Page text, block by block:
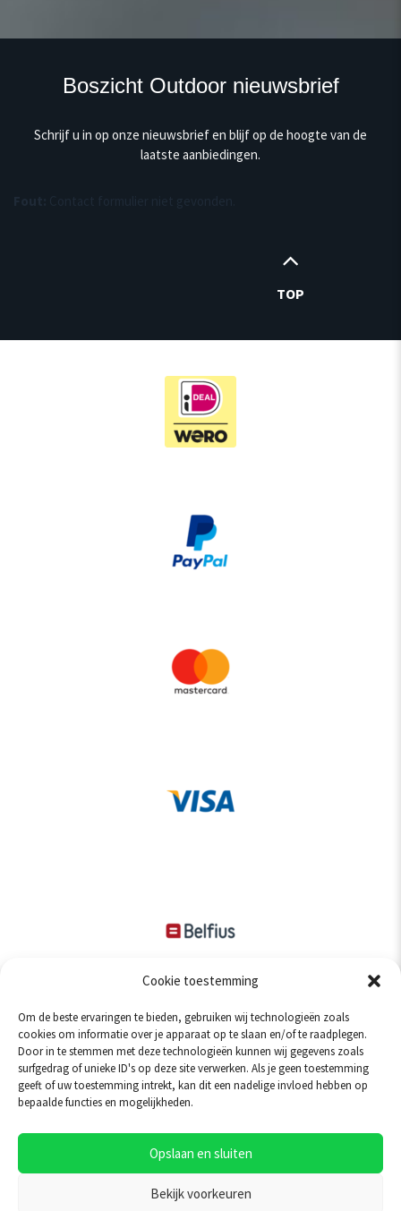
Cookie toestemming
Om de beste ervaringen te bieden, gebruiken wij technologieën zoals
cookies om informatie over je apparaat op te slaan en/of te raadplegen.
Door in te stemmen met deze technologieën kunnen wij gegevens zoals
surfgedrag of unieke ID's op deze site verwerken. Als je geen toestemming
geeft of uw toestemming intrekt, kan dit een nadelige invloed hebben op
bepaalde functies en mogelijkheden.
Opslaan en sluiten
Bekijk voorkeuren
Boszicht Outdoor nieuwsbrief
Schrijf u in op onze nieuwsbrief en blijf op de hoogte van de
laatste aanbiedingen.
TOP
Gebruik van de site betekent dat u onzealgemene voorwaarden
accepteert. Om u zo goed mogelijk te helpen gebruiken wij cookies.
Alle prijzen op onze website zijn inclusief 21% BTW. © 2026 -